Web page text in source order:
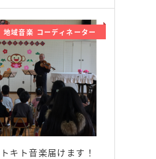
地域音楽 コーディネーター
キト音楽届けます！